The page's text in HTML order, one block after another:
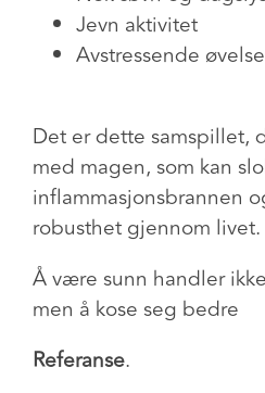
Jevn aktivitet
Avstressende
Det er dette samspillet,
med magen, som kan
inflammasjonsbrannen
robusthet gjennom livet.
Å være sunn handler
men å kose seg bedre
Referanse.